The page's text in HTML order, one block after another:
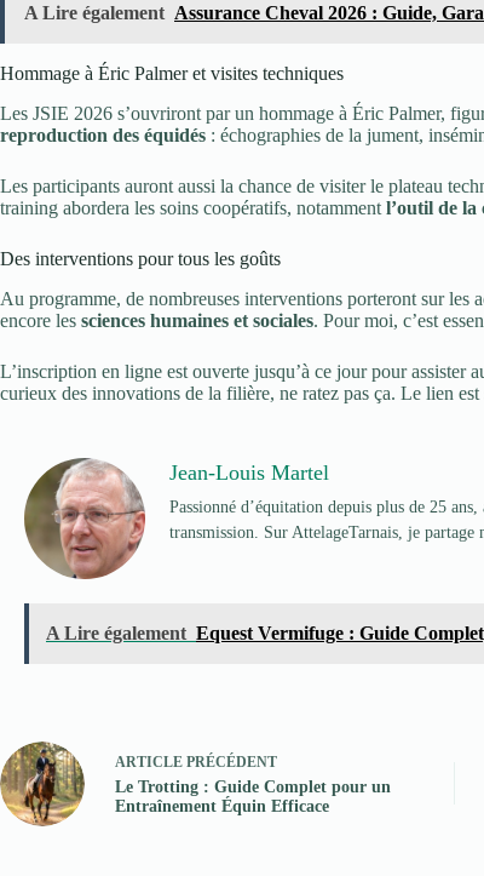
A Lire également Assurance Cheval 2026 : Guide,
Hommage à Éric Palmer et visites techniques
Les JSIE 2026 s’ouvriront par un hommage à Éric Palmer,
reproduction des équidés : échographies de la jument,
Les participants auront aussi la chance de visiter le plateau
training abordera les soins coopératifs, notamment l’outil de la
Des interventions pour tous les goûts
Au programme, de nombreuses interventions porteront sur les
encore les sciences humaines et sociales. Pour moi, c’est
L’inscription en ligne est ouverte jusqu’à ce jour pour assister
curieux des innovations de la filière, ne ratez pas ça. Le lien
Jean-Louis Martel
Passionné d’équitation depuis plus de 25
transmission. Sur AttelageTarnais, je
A Lire également Equest Vermifuge : Guide
ARTICLE PRÉCÉDENT
Le Trotting : Guide Complet pour un
Entraînement Équin Efficace